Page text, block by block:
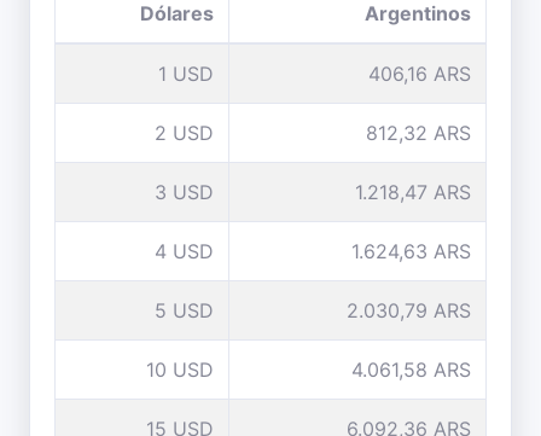
Dólares
Argentinos
1 USD 406,16 ARS
2 USD 812,32 ARS
3 USD 1.218,47 ARS
4 USD 1.624,63 ARS
5 USD 2.030,79 ARS
10 USD 4.061,58 ARS
15 USD 6.092,36 ARS